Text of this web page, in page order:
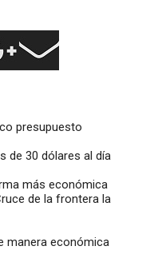
presupuesto
de 30 dólares al día
más económica
de la frontera la
manera económica